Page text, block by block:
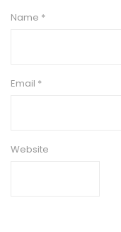
Name *
Email *
Website